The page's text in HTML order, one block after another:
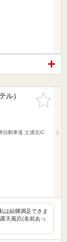
お気に入
りに追加
ル）
自動車道 土浦北IC
は結構満足できま
天風呂(名前あっ